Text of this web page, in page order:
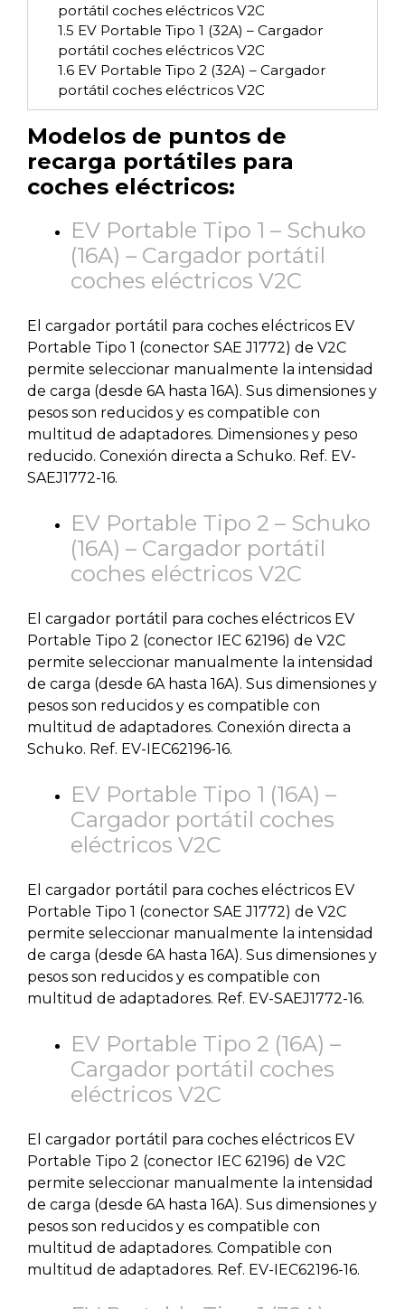
portátil coches eléctricos V2C
1.5 EV Portable Tipo 1 (32A) – Cargador
portátil coches eléctricos V2C
1.6EV Portable Tipo 2 (32A) – Cargador
portátil coches eléctricos V2C
Modelos de puntos de
recarga portátiles para
coches eléctricos:
EV Portable Tipo 1 – Schuko
(16A) – Cargador portátil
coches eléctricos V2C
El cargador portátil para coches eléctricos EV
Portable Tipo 1 (conector SAE J1772) de V2C
permite seleccionar manualmente la intensidad
de carga (desde 6A hasta 16A). Sus dimensiones y
pesos son reducidos y es compatible con
multitud de adaptadores. Dimensiones y peso
reducido. Conexión directa a Schuko. Ref. EV-
SAEJ1772-16.
EV Portable Tipo 2 – Schuko
(16A) – Cargador portátil
coches eléctricos V2C
El cargador portátil para coches eléctricos EV
Portable Tipo 2 (conector IEC 62196) de V2C
permite seleccionar manualmente la intensidad
de carga (desde 6A hasta 16A). Sus dimensiones y
pesos son reducidos y es compatible con
multitud de adaptadores. Conexión directa a
Schuko. Ref. EV-IEC62196-16.
EV Portable Tipo 1 (16A) –
Cargador portátil coches
eléctricos V2C
El cargador portátil para coches eléctricos EV
Portable Tipo 1 (conector SAE J1772) de V2C
permite seleccionar manualmente la intensidad
de carga (desde 6A hasta 16A). Sus dimensiones y
pesos son reducidos y es compatible con
multitud de adaptadores. Ref. EV-SAEJ1772-16.
EV Portable Tipo 2 (16A) –
Cargador portátil coches
eléctricos V2C
El cargador portátil para coches eléctricos EV
Portable Tipo 2 (conector IEC 62196) de V2C
permite seleccionar manualmente la intensidad
de carga (desde 6A hasta 16A). Sus dimensiones y
pesos son reducidos y es compatible con
multitud de adaptadores. Compatible con
multitud de adaptadores. Ref. EV-IEC62196-16.